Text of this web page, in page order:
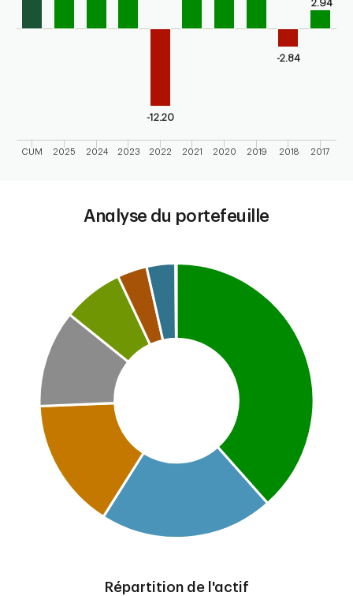
-12.20
-2.84
2.94
CUM 2025 2024 2023 2022 2021 2020 2019 2018 2017
Analyse du portefeuille
Pie chart with 8 slices.
This is a portfolio analysis pie chart
Répartition de l'actif